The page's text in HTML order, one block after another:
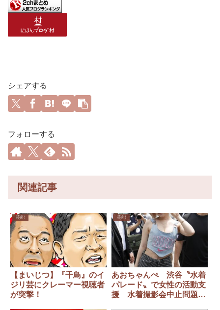
シェアする
フォローする
関連記事
芸能
【まいじつ】『千鳥』のイ
ジリ芸にクレーマー視聴者
が突撃！
芸能
あおちゃんぺ 渋谷〝水着
パレード〟で女性の活動支
援 水着撮影会中止問題受